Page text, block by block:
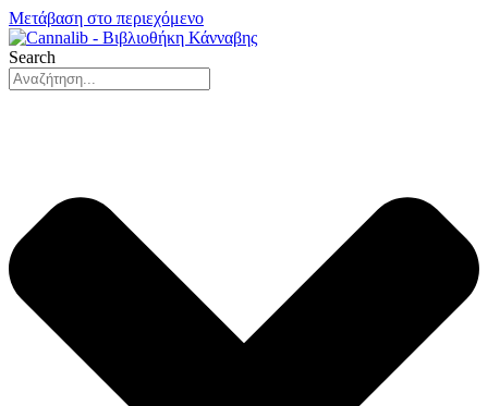
Μετάβαση στο περιεχόμενο
Search